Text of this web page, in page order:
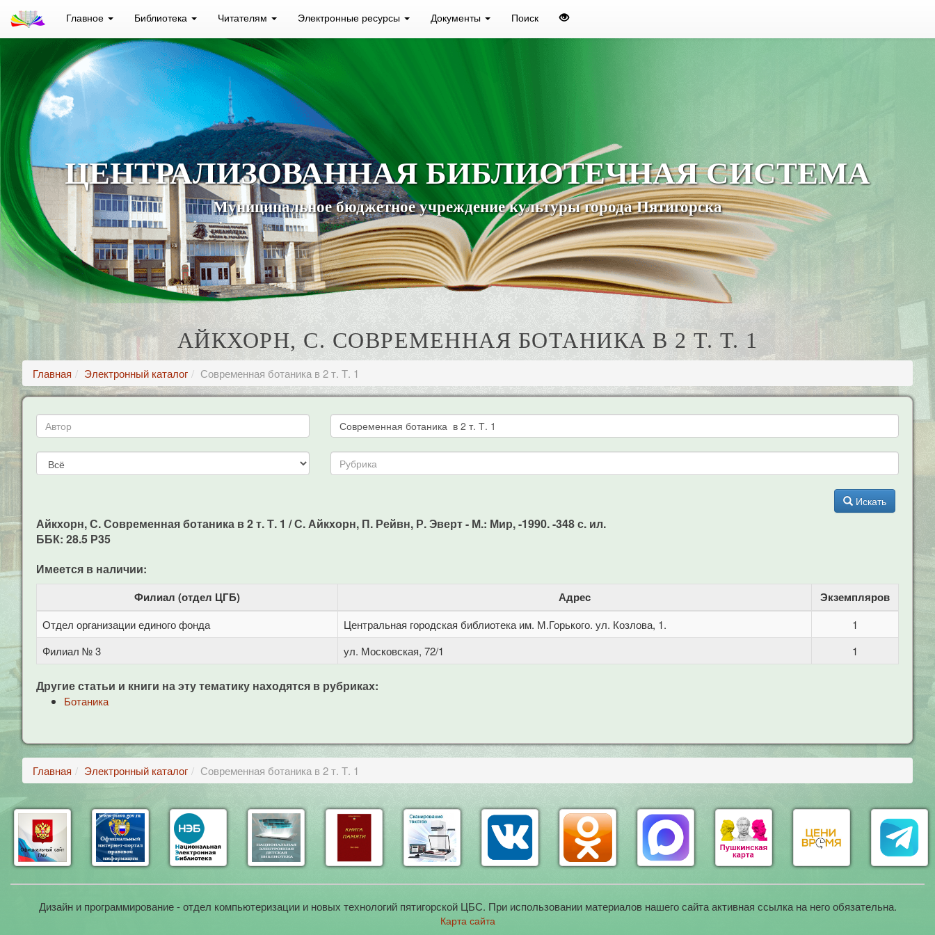
Главное Библиотека Читателям Электронные ресурсы Документы Поиск
ЦЕНТРАЛИЗОВАННАЯ БИБЛИОТЕЧНАЯ СИСТЕМА
Муниципальное бюджетное учреждение культуры города Пятигорска
АЙКХОРН, С. СОВРЕМЕННАЯ БОТАНИКА В 2 Т. Т. 1
Главная Электронный каталог Современная ботаника в 2 т. Т. 1
Искать
Айкхорн, С. Современная ботаника в 2 т. Т. 1 / С. Айкхорн, П. Рейвн, Р. Эверт - М.: Мир, -1990. -348 с. ил.
ББК: 28.5 Р35
Имеется в наличии:
Филиал (отдел ЦГБ) Адрес Экземпляров
Отдел организации единого фонда Центральная городская библиотека им. М.Горького. ул. Козлова, 1.
1
Филиал № 3
ул. Московская, 72/1 1
Другие статьи и книги на эту тематику находятся в рубриках:
Ботаника
Главная Электронный каталог Современная ботаника в 2 т. Т. 1
Дизайн и программирование - отдел компьютеризации и новых технологий пятигорской ЦБС. При использовании материалов нашего сайта активная ссылка на него обязательна.
Карта сайта